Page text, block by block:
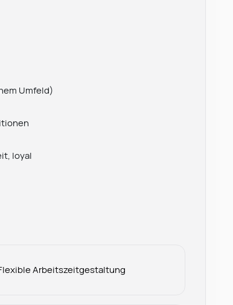
Umfeld)
loyal
Arbeitszeitgestaltung